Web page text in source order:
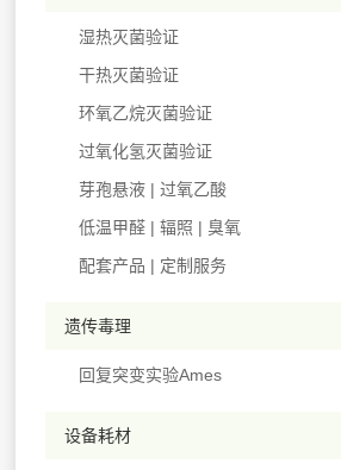
湿热灭菌验证
干热灭菌验证
环氧乙烷灭菌验证
过氧化氢灭菌验证
芽孢悬液 | 过氧乙酸
低温甲醛 | 辐照 | 臭氧
配套产品 | 定制服务
遗传毒理
回复突变实验Ames
设备耗材